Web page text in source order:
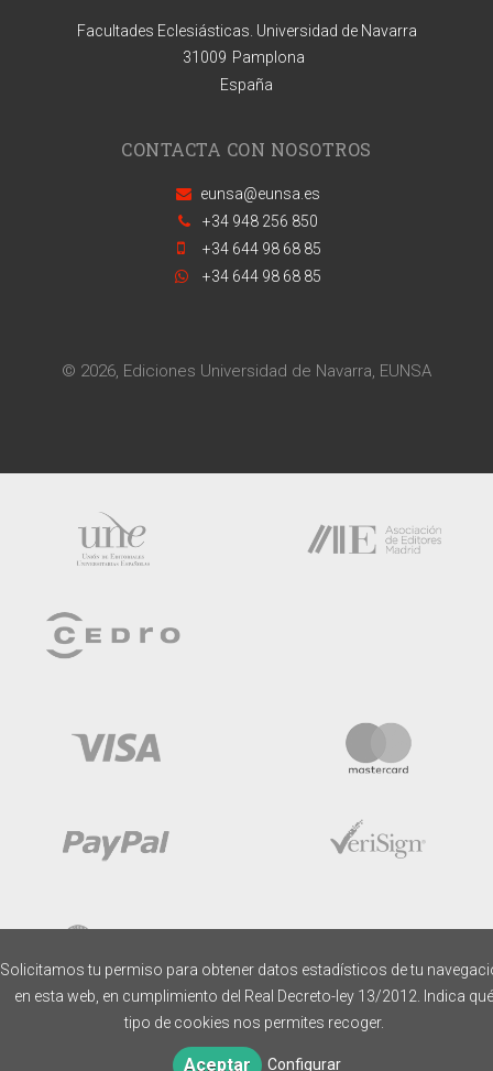
Facultades Eclesiásticas. Universidad de Navarra
31009 Pamplona
España
CONTACTA CON NOSOTROS
eunsa@eunsa.es
+34 948 256 850
+34 644 98 68 85
+34 644 98 68 85
© 2026, Ediciones Universidad de Navarra, EUNSA
Solicitamos tu permiso para obtener datos estadísticos de tu
en esta web, en cumplimiento del Real Decreto-ley 13/2012. Indica qué
tipo de cookies nos permites recoger.
Aceptar Configurar